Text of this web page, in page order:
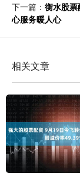
下一篇： 衡水股
心服务暖人心
相关文章